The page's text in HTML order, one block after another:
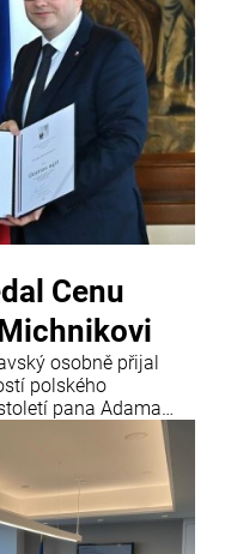
Cenu
osobně přijal
polského
pana Adama
paláce
Gratias agit za šíření